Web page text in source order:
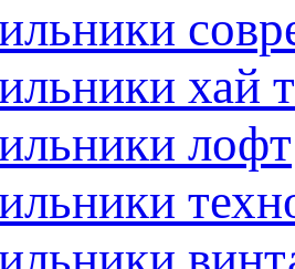
хай
лофт